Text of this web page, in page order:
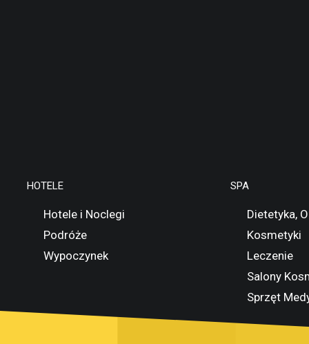
HOTELE
Hotele i Noclegi
Podróże
Wypoczynek
SPA
Dietetyka,
Kosmetyki
Leczenie
Salony
Sprzęt